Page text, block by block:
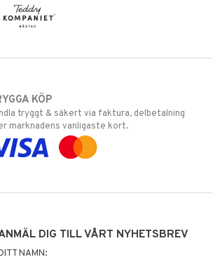
KÖP
tryggt & säkert via faktura, delbetalning
marknadens vanligaste kort.
DIG TILL VÅRT NYHETSBREV
NAMN: